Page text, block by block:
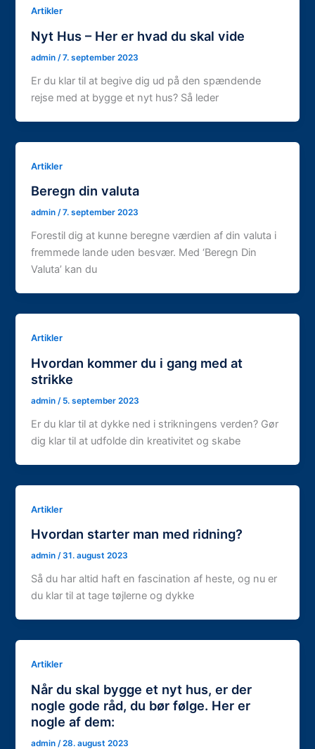
Artikler
Nyt Hus – Her er hvad du skal vide
admin/7. september 2023
Er du klar til at begive dig ud på den spændende
rejse med at bygge et nyt hus? Så leder
Artikler
Beregn din valuta
admin/7. september 2023
Forestil dig at kunne beregne værdien af din valuta i
fremmede lande uden besvær. Med ‘Beregn Din
Valuta’ kan du
Artikler
Hvordan kommer du i gang med at
strikke
admin / 5. september 2023
Er du klar til at dykke ned i strikningens verden? Gør
dig klar til at udfolde din kreativitet og skabe
Artikler
Hvordan starter man med ridning?
admin/31. august 2023
Så du har altid haft en fascination af heste, og nu er
du klar til at tage tøjlerne og dykke
Artikler
Når du skal bygge et nyt hus, er der
nogle gode råd, du bør følge. Her er
nogle af dem:
admin /28. august 2023